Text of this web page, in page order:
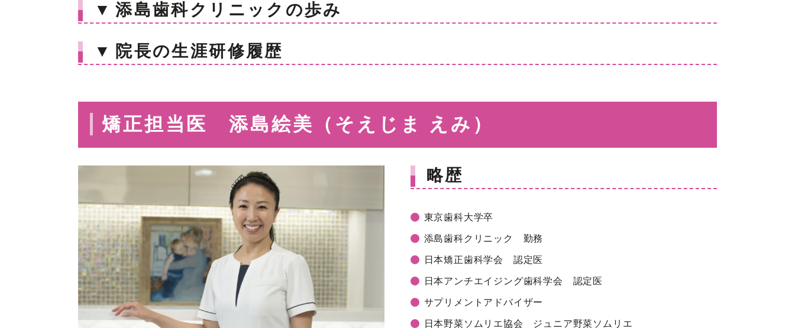
▼ 添島歯科クリニックの歩み
▼ 院長の生涯研修履歴
矯正担当医 添島絵美（そえじま えみ）
略歴
東京歯科大学卒
添島歯科クリニック 勤務
日本矯正歯科学会 認定医
日本アンチエイジング歯科学会 認定医
サプリメントアドバイザー
日本野菜ソムリエ協会 ジュニア野菜ソムリエ